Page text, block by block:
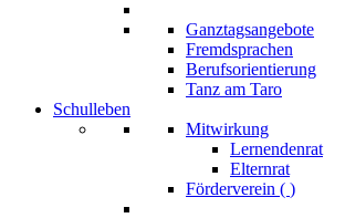
Ganztagsangebote
Fremdsprachen
Berufsorientierung
Tanz am Taro
Schulleben
Mitwirkung
Lernendenrat
Elternrat
Förderverein ( )